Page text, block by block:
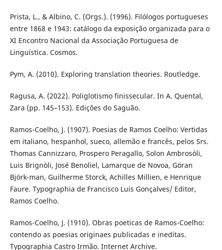
Prista, L., & Albino, C. (Orgs.). (1996). Filólogos portugueses
entre 1868 e 1943: catálogo da exposição organizada para o
XI Encontro Nacional da Associação Portuguesa de
Linguística. Cosmos.
Pym, A. (2010). Exploring translation theories. Routledge.
Ragusa, A. (2022). Poliglotismo finissecular. In A. Quental,
Zara (pp. 145–153). Edições do Saguão.
Ramos-Coelho, J. (1907). Poesias de Ramos Coelho: Vertidas
em italiano, hespanhol, sueco, allemão e francês, pelos Srs.
Thomas Cannizzaro, Prospero Peragallo, Solon Ambrosóli,
Luis Brignòli, José Benoliel, Lamarque de Novoa, Göran
Björk-man, Guilherme Storck, Achilles Millien, e Henrique
Faure. Typographia de Francisco Luis Gonçalves/ Editor,
Ramos Coelho.
Ramos-Coelho, J. (1910). Obras poeticas de Ramos-Coelho:
contendo as poesias originaes publicadas e ineditas.
Typographia Castro Irmão. Internet Archive.